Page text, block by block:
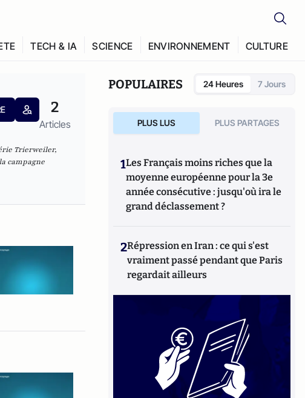
TECH & IA SCIENCE ENVIRONNEMENT CULTURE
2
Articles
Trierweiler,
campagne
POPULAIRES 24 Heures 7 Jours
PLUS LUS PLUS PARTAGES
1Les Français moins riches que la
moyenne européenne pour la 3e
année consécutive : jusqu'où ira le
grand déclassement ?
2Répression en Iran : ce qui s'est
vraiment passé pendant que Paris
regardait ailleurs